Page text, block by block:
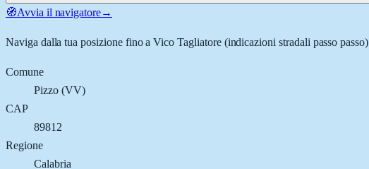
🧭Avvia il navigatore→
Naviga dalla tua posizione fino aVico Tagliatore(indicazioni stradali passo passo)
Comune
Pizzo(VV)
CAP
89812
Regione
Calabria